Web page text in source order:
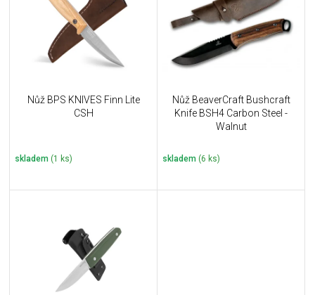
Nůž BPS KNIVES Finn Lite
CSH
skladem (1 ks)
Nůž BeaverCraft Bushcraft
Knife BSH4 Carbon Steel -
Walnut
skladem (6 ks)